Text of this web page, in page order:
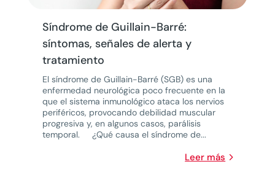
Síndrome de Guillain-Barré:
síntomas, señales de alerta y
tratamiento
El síndrome de Guillain-Barré (SGB) es una
enfermedad neurológica poco frecuente en la
que el sistema inmunológico ataca los nervios
periféricos, provocando debilidad muscular
progresiva y, en algunos casos, parálisis
temporal. ¿Qué causa el síndrome de...
leer más